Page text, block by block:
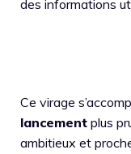
des informations
Ce virage
lancement plus
ambitieux et